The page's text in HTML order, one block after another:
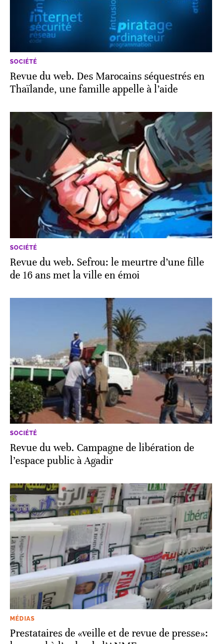
SOCIÉTÉ
Revue du web. Des Marocains séquestrés en
Thaïlande, une famille appelle à l’aide
SOCIÉTÉ
Revue du web. Sefrou: le meurtre d’une fille
de 16 ans met la ville en émoi
SOCIÉTÉ
Revue du web. Campagne de libération de
l’espace public à Agadir
MÉDIAS
Prestataires de «veille et de revue de presse»: